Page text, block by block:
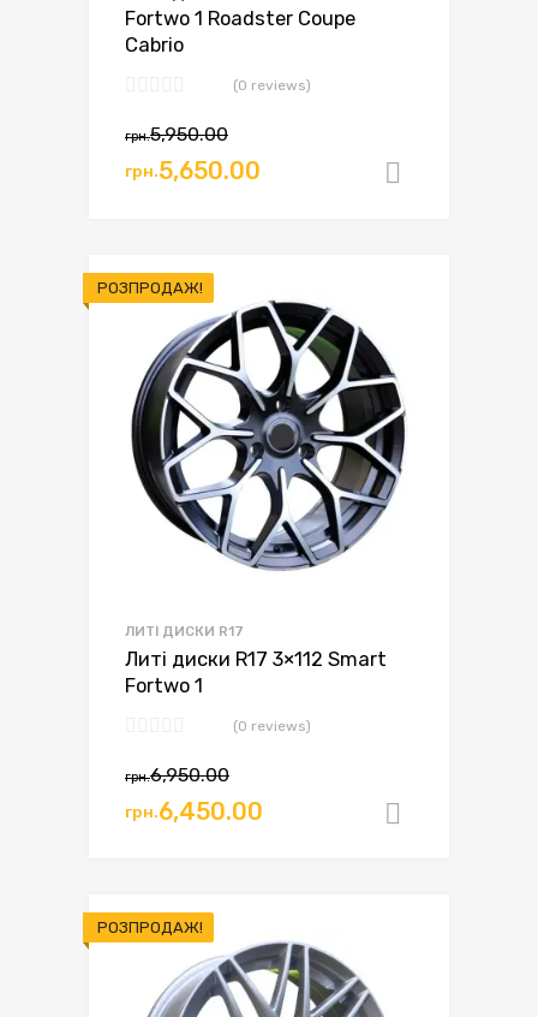
Fortwo 1 Roadster Coupe
Cabrio
(0 reviews)
грн.5,950.00
грн.5,650.00
РОЗПРОДАЖ!
ЛИТІ ДИСКИ R17
Литі диски R17 3×112 Smart
Fortwo 1
(0 reviews)
грн.6,950.00
грн.6,450.00
РОЗПРОДАЖ!